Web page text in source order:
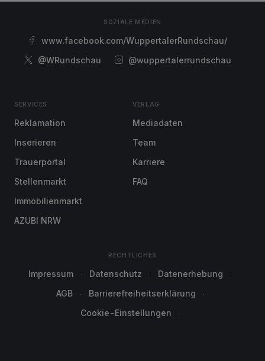
SOZIALE MEDIEN
www.facebook.com/WuppertalerRundschau/
@WRundschau
@wuppertalerrundschau
SERVICES
Reklamation
Inserieren
Trauerportal
Stellenmarkt
Immobilienmarkt
AZUBI NRW
VERLAG
Mediadaten
Team
Karriere
FAQ
RECHTLICHES
Impressum Datenschutz
Datenerhebung
AGB
Barrierefreiheitserklärung
Cookie-Einstellungen